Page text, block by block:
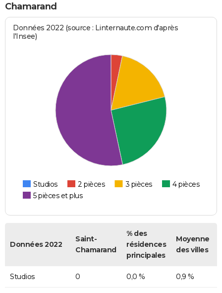
Chamarand
Données 2022 (source : Linternaute.com d'après
l'Insee)
Studios 2 pièces 3 pièces
4 pièces
5 pièces et plus
Données 2022
Saint-
Chamarand
% des
résidences
principales
Moyenne
des villes
Studios 0 0,0 % 0,9 %